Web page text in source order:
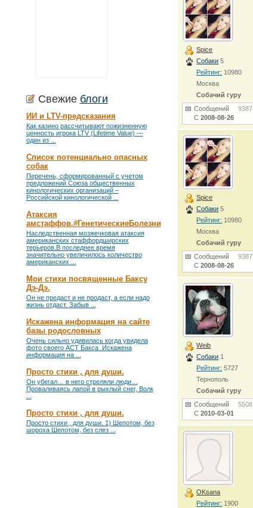
Свежие блоги
ИИ и LTV-предсказания
Как казино рассчитывают пожизненную
ценность игрока LTV (Lifetime Value) —
один из ...
Список потенциально опасных
собак
Перечень, сформированный с учетом
предложений Союза общественных
кинологических организаций –
Российской кинологической ...
Атаксия
амстаффов.#ГенетическиеБолезни
Наследственная мозжечковая атаксия
американских стаффордширских
терьеров.В последнее время
значительно увеличилось количество
американских ...
Мои стихи посвященные Баксу
Дэ-Дэ.
Он не предаст и не продаст, а если надо
жизнь отдаст. Забыв ...
Искажена информация на сайте
базы родословных
Очень сильно удивилась когда увидела
фото своего АСТ Бакса .Искажена
информация на ...
Просто стихи , для души.
Он убегал… в него стреляли люди…
Проваливаясь лапой в рыхлый снег, Волк
Просто стихи , для души.
Просто стихи , для души. 1) Шепотом, без
шороха Шепотом, без слез ...
Spice
Собаки 5
Рейтинг: 10980
Москва
Собачий гуру
Сообщений9387
С2008-08-26
Spice
Собаки 5
Рейтинг: 10980
Москва
Собачий гуру
Сообщений9387
С2008-08-26
Weib
Собаки 1
Рейтинг: 5727
Тернополь
Собачий гуру
Сообщений5508
С2010-03-01
OKsana
Рейтинг: 1900